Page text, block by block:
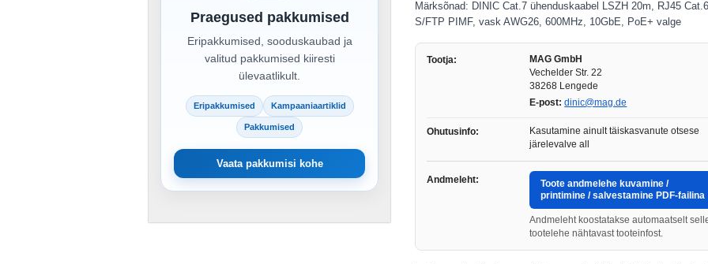
Märksõnad: DINIC Cat.7 ühenduskaabel LSZH 20m, RJ45
S/FTP PIMF, vask AWG26, 600MHz, 10GbE, PoE+ valge
Tootja:
MAG GmbH
Vechelder Str. 22
38268 Lengede
E-post: dinic@mag.de
Ohutusinfo:
Kasutamine ainult täiskasvanute otsese
järelevalve all
Andmeleht:
Toote andmelehe kuvamine /
printimine / salvestamine PDF-failina
Andmeleht koostatakse automaatselt
tootelehe nähtavast tooteinfost.
Praegused pakkumised
Eripakkumised, sooduskaubad ja
valitud pakkumised kiiresti
ülevaatlikult.
Eripakkumised Kampaaniaartiklid
Pakkumised
Vaata pakkumisi kohe